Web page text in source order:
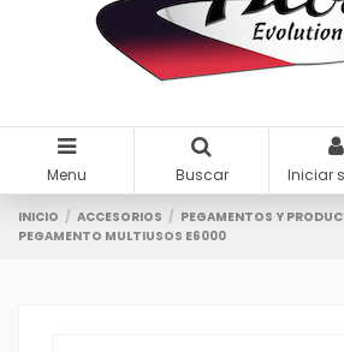
Menu Buscar Iniciar
INICIO ACCESORIOS
PEGAMENTOS Y
PEGAMENTO MULTIUSOS E6000